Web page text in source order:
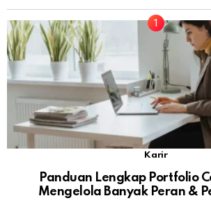
Karir
Panduan Lengkap Portfolio
Mengelola Banyak Peran &